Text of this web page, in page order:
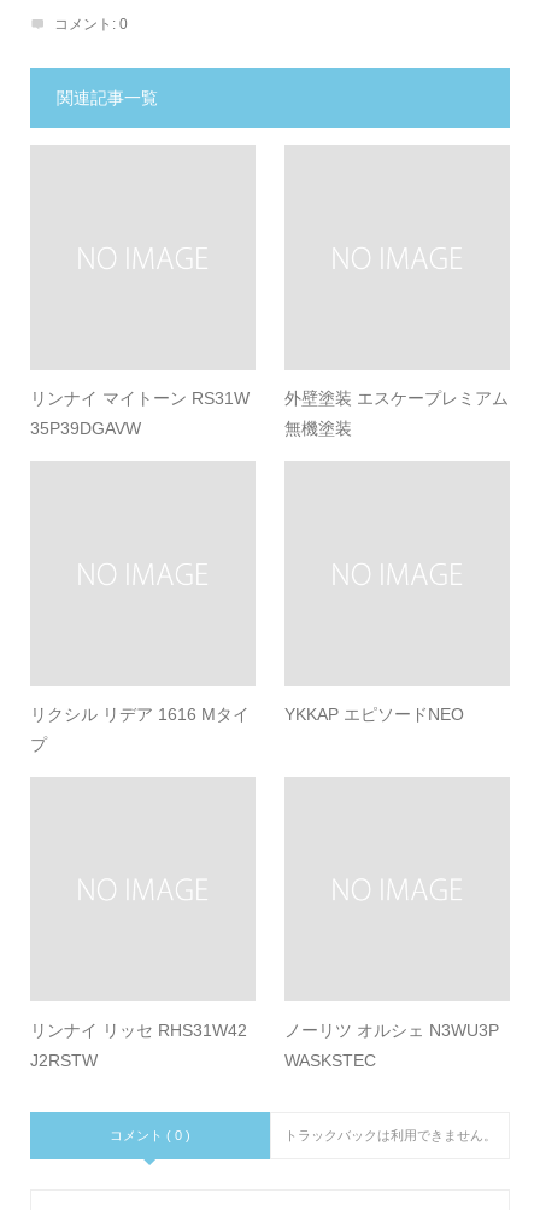
コメント: 0
関連記事一覧
リンナイ マイトーン RS31W
35P39DGAVW
外壁塗装 エスケープレミアム
無機塗装
リクシル リデア 1616 Mタイ
プ
YKKAP エピソードNEO
リンナイ リッセ RHS31W42
J2RSTW
ノーリツ オルシェ N3WU3P
WASKSTEC
コメント ( 0 ) トラックバックは利用できません。